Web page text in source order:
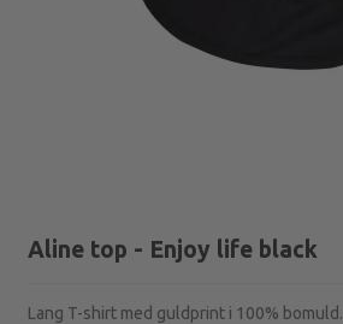
Aline top - Enjoy life black
Lang T-shirt med guldprint i 100% bomuld.